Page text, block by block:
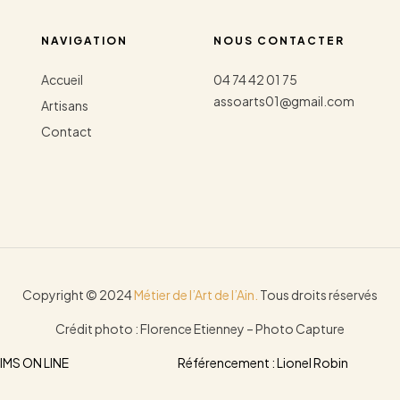
NAVIGATION
Accueil
Artisans
Contact
NOUS CONTACTER
04 74 42 01 75
assoarts01@gmail.com
Copyright © 2024Métier de l’Art de l’Ain. Tous droits réservés
Crédit photo : Florence Etienney – Photo Capture
ON LINE Référencement : Lionel Robin